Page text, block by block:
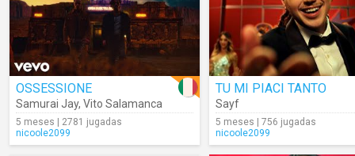
OSSESSIONE
Samurai Jay, Vito Salamanca
5 meses | 2781 jugadas
nicoole2099
TU MI PIACI TANTO
Sayf
5 meses | 756 jugadas
nicoole2099